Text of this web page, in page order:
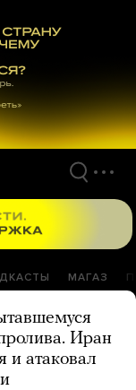
МАГАЗ
Иран
и атаковал